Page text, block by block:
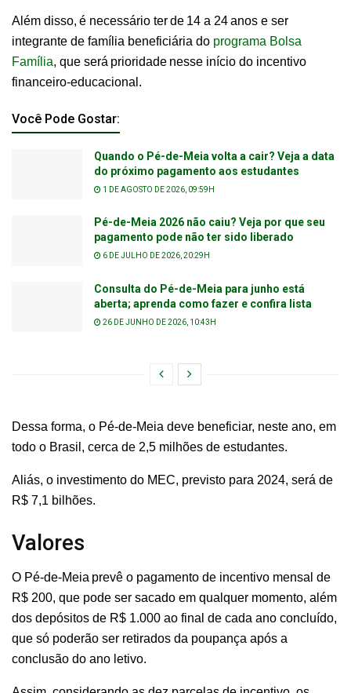
Além disso, é necessário ter de 14 a 24 anos e ser
integrante de família beneficiária do programa Bolsa
Família, que será prioridade nesse início do incentivo
financeiro-educacional.
Você Pode Gostar:
Quando o Pé-de-Meia volta a cair? Veja a data
do próximo pagamento aos estudantes
1 DE AGOSTO DE 2026, 09:59H
Pé-de-Meia 2026 não caiu? Veja por que seu
pagamento pode não ter sido liberado
6 DE JULHO DE 2026, 20:29H
Consulta do Pé-de-Meia para junho está
aberta; aprenda como fazer e confira lista
26 DE JUNHO DE 2026, 10:43H
Dessa forma, o Pé-de-Meia deve beneficiar, neste ano, em
todo o Brasil, cerca de 2,5 milhões de estudantes.
Aliás, o investimento do MEC, previsto para 2024, será de
R$ 7,1 bilhões.
Valores
O Pé-de-Meia prevê o pagamento de incentivo mensal de
R$ 200, que pode ser sacado em qualquer momento, além
dos depósitos de R$ 1.000 ao final de cada ano concluído,
que só poderão ser retirados da poupança após a
conclusão do ano letivo.